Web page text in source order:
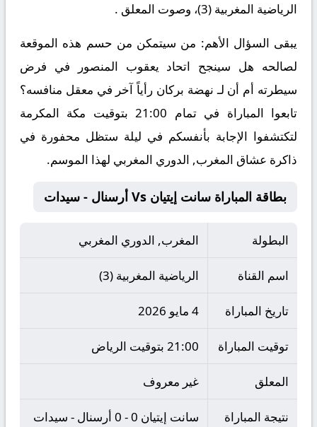
الرياضية المغربية (3)، وصوت المعلق .
يبقى السؤال الأهم: من سيتمكن من حسم هذه الموقعة
لصالحه هل سينجح اتحاد يعقوب المنصور في فرض
سيطرته أم أن لـ نهضة بركان رأياً آخر في معقل منافسه؟
تابعوا المباراة في تمام 21:00 بتوقيت مكة المكرمة
لتكتشفوا الإجابة بأنفسكم في ليلة ستظل محفورة في
ذاكرة عشاق المغرب, الدوري المغربي لهذا الموسم.
بطاقة المباراة سانت إيتيان Vs أرسنال - سيدات
البطولة المغرب, الدوري المغربي
اسم القناة الرياضية المغربية (3)
تاريخ المباراة 4 مايو 2026
توقيت المباراة 21:00 بتوقيت الرياض
المعلق غير معروف
نتيجة المباراة سانت إيتيان 0 - 0 أرسنال - سيدات